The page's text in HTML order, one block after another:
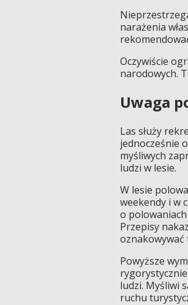
narażenia
Oczywiście
narodowych.
Uwaga
Las służy
jednocześnie
myśliwych
ludzi w lesie.
W lesie
weekendy i w
o
Przepisy
oznakowywać
Powyższe
ludzi. Myśliwi
ruchu